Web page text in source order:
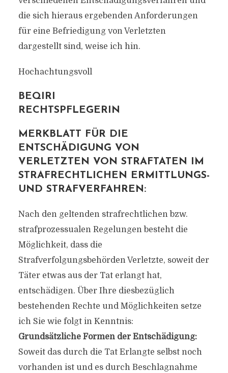
die sich hieraus ergebenden Anforderungen
für eine Befriedigung von Verletzten
dargestellt sind, weise ich hin.
Hochachtungsvoll
BEQIRI
RECHTSPFLEGERIN
MERKBLATT FÜR DIE
ENTSCHÄDIGUNG VON
VERLETZTEN VON STRAFTATEN IM
STRAFRECHTLICHEN ERMITTLUNGS-
UND STRAFVERFAHREN:
Nach den geltenden strafrechtlichen bzw.
strafprozessualen Regelungen besteht die
Möglichkeit, dass die
Strafverfolgungsbehörden Verletzte, soweit der
Täter etwas aus der Tat erlangt hat,
entschädigen. Über Ihre diesbezüglich
bestehenden Rechte und Möglichkeiten setze
ich Sie wie folgt in Kenntnis:
Grundsätzliche Formen der Entschädigung:
Soweit das durch die Tat Erlangte selbst noch
vorhanden ist und es durch Beschlagnahme